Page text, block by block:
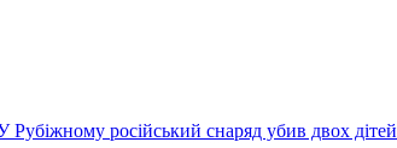
Рубіжному російський снаряд убив двох дітей